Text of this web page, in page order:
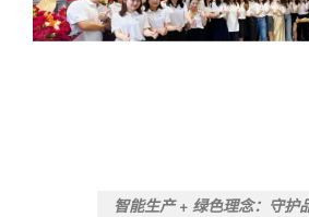
智能生产 + 绿色理念：守护